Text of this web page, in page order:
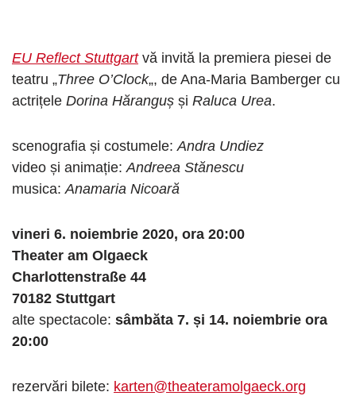
EU Reflect Stuttgartvă invită la premiera piesei de
teatru „Three O’Clock„, de Ana-Maria Bamberger cu
actrițele Dorina Hăranguș și Raluca Urea.
scenografia și costumele:Andra Undiez
video și animație:Andreea Stănescu
musica:Anamaria Nicoară
vineri 6. noiembrie 2020, ora 20:00
Theater am Olgaeck
Charlottenstraße 44
70182 Stuttgart
alte spectacole: sâmbăta 7. și 14. noiembrie ora
20:00
rezervări bilete: karten@theateramolgaeck.org